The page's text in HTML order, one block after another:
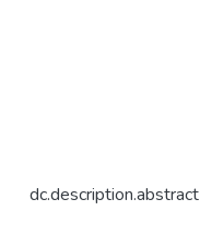
dc.description.abstract